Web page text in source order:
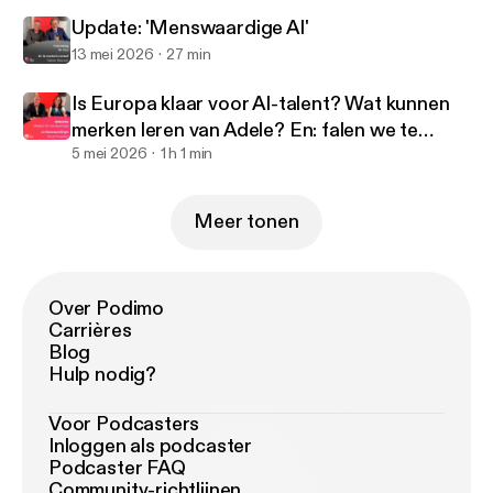
Update: 'Menswaardige AI'
13 mei 2026 27 min
Is Europa klaar voor AI-talent? Wat kunnen
merken leren van Adele? En: falen we te
weinig of juist niet?
5 mei 2026 1 h 1 min
Meer tonen
Over Podimo
Carrières
Blog
Hulp nodig?
Voor Podcasters
Inloggen als podcaster
Podcaster FAQ